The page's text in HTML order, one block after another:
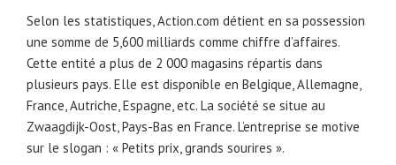
Selon les statistiques, Action.com détient en sa possession
une somme de 5,600 milliards comme chiffre d’affaires.
Cette entité a plus de 2 000 magasins répartis dans
plusieurs pays. Elle est disponible en Belgique, Allemagne,
France, Autriche, Espagne, etc. La société se situe au
Zwaagdijk-Oost, Pays-Bas en France. L’entreprise se motive
sur le slogan : « Petits prix, grands sourires ».